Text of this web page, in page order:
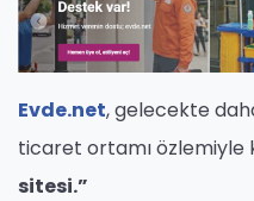
Evde.net, gelecekte
ticaret ortamı özlemiyle
sitesi.”